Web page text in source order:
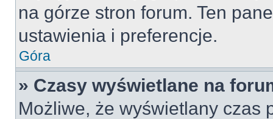
na górze stron forum. Ten
ustawienia i preferencje.
Góra
» Czasy wyświetlane na
Możliwe, że wyświetlany czas